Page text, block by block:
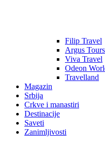
Filip Travel
Argus Tours
Viva Travel
Odeon
Travelland
Magazin
Srbija
Crkve i manastiri
Destinacije
Saveti
Zanimljivosti